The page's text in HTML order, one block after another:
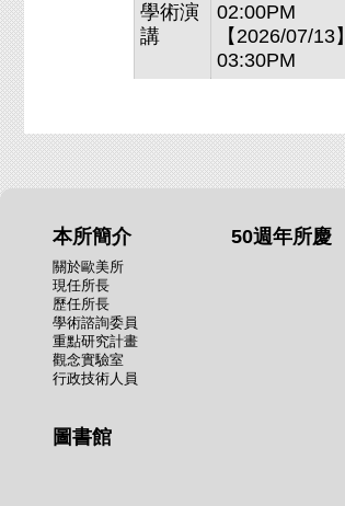
學術演
講
02:00PM
【2026/07/13】
03:30PM
本所簡介
關於歐美所
現任所長
歷任所長
學術諮詢委員
重點研究計畫
觀念實驗室
行政技術人員
50週年所慶
圖書館